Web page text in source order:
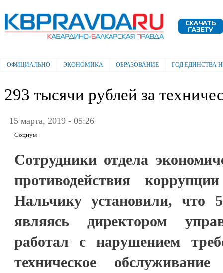
Электронная газета "Кабардино-
Балкарская правда"
Главное меню
ОФИЦИАЛЬНО ЭКОНОМИКА ОБРАЗОВАНИЕ ГОД ЕДИНСТВА
293 тысячи рублей за
15 марта, 2019 - 05:26
Социум
Сотрудники отдела
противодействия
Нальчику установили, что
являясь директором
работал с нарушением
техническое